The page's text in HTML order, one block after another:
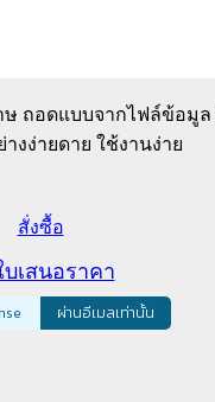
าษ ถอดแบบจากไฟล์ข้อมูล
งง่ายดาย ใช้งานง่าย
สั่งซื้อ
เสนอราคา
ผ่านอีเมลเท่านั้น